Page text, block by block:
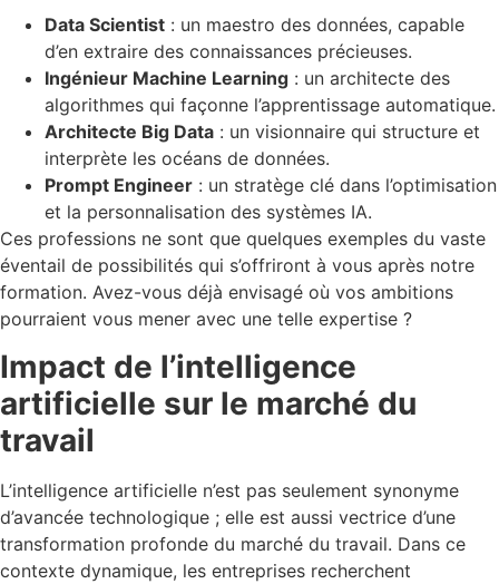
Data Scientist : un maestro des données, capable
d’en extraire des connaissances précieuses.
Ingénieur Machine Learning : un architecte des
algorithmes qui façonne l’apprentissage automatique.
Architecte Big Data : un visionnaire qui structure et
interprète les océans de données.
Prompt Engineer : un stratège clé dans l’optimisation
et la personnalisation des systèmes IA.
Ces professions ne sont que quelques exemples du vaste
éventail de possibilités qui s’offriront à vous après notre
formation. Avez-vous déjà envisagé où vos ambitions
pourraient vous mener avec une telle expertise ?
Impact de l’intelligence
artificielle sur le marché du
travail
L’intelligence artificielle n’est pas seulement synonyme
d’avancée technologique ; elle est aussi vectrice d’une
transformation profonde du marché du travail. Dans ce
contexte dynamique, les entreprises recherchent